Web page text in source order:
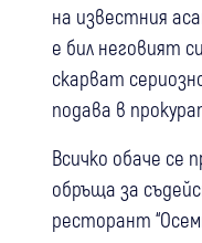
на известния
е бил неговият
скарват
подава в
Всичко обаче се
обръща за
ресторант